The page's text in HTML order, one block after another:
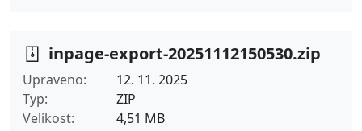
inpage-export-20251112150530.zip
Upraveno
12. 11. 2025
Typ
ZIP
Velikost
4,51 MB